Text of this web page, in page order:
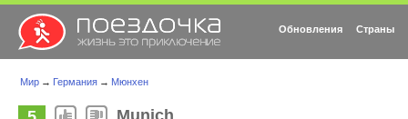
Обновления Страны
Мир → Германия → Мюнхен
Munich